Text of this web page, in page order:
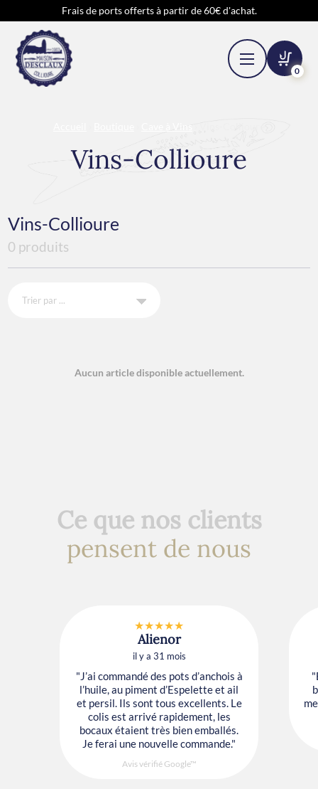
Frais de ports offerts à partir de 60€ d'achat.
0
Cave à Vins
Vins-Collioure
Vins-Collioure
0 produits
Aucun article disponible actuellement.
Ce que nos clients
pensent de nous
★★★★★
Alienor
il y a 31 mois
"J’ai commandé des pots d’anchois à
l’huile, au piment d’Espelette et ail
et persil. Ils sont tous excellents. Le
colis est arrivé rapidement, les
bocaux étaient très bien emballés.
Je ferai une nouvelle commande."
Avis vérifié Google™